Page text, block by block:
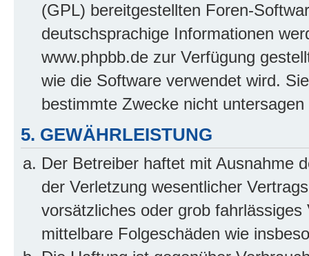
(GPL) bereitgestellten Foren-
deutschsprachige Informationen
www.phpbb.de zur Verfügung
wie die Software verwendet wird.
bestimmte Zwecke nicht
5. GEWÄHRLEISTUNG
Der Betreiber haftet mit Ausnahme
der Verletzung wesentlicher
vorsätzliches oder grob
mittelbare Folgeschäden wie